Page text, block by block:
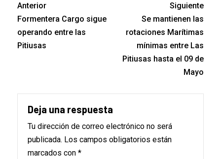
Anterior
Formentera Cargo sigue
operando entre las
Pitiusas
Siguiente
Se mantienen las
rotaciones Marítimas
mínimas entre Las
Pitiusas hasta el 09 de
Mayo
Deja una respuesta
Tu dirección de correo electrónico no será
publicada. Los campos obligatorios están
marcados con *